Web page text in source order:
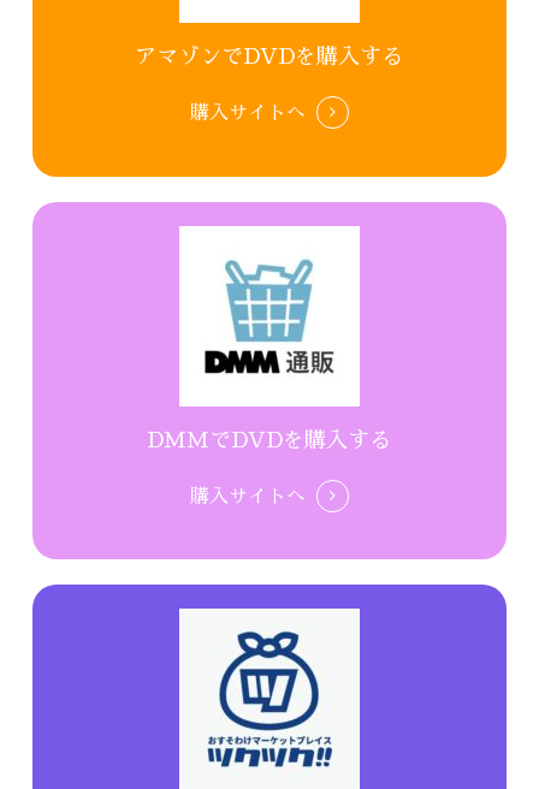
アマゾンでDVDを購入する
購入サイトへ
DMMでDVDを購入する
購入サイトへ